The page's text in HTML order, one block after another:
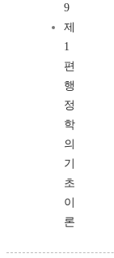
9
제
1
편
행
정
학
의
기
초
이
론